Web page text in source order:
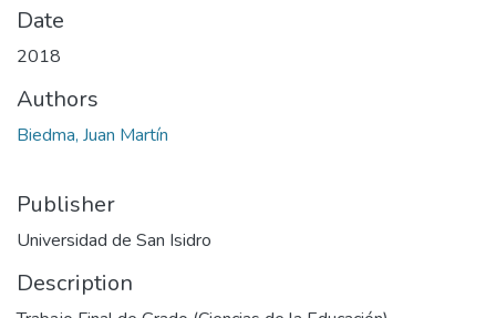
Date
2018
Authors
Biedma, Juan Martín
Publisher
Universidad de San Isidro
Description